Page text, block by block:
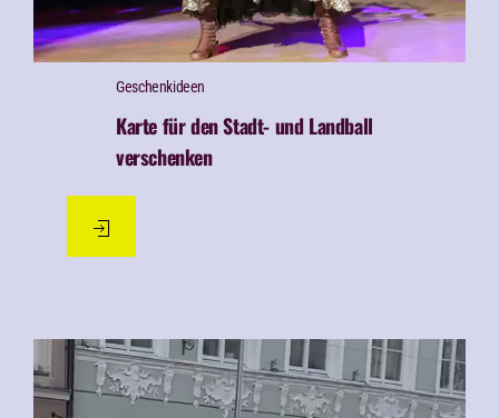
Geschenk­ideen
Karte für den Stadt- und Landball
verschenken